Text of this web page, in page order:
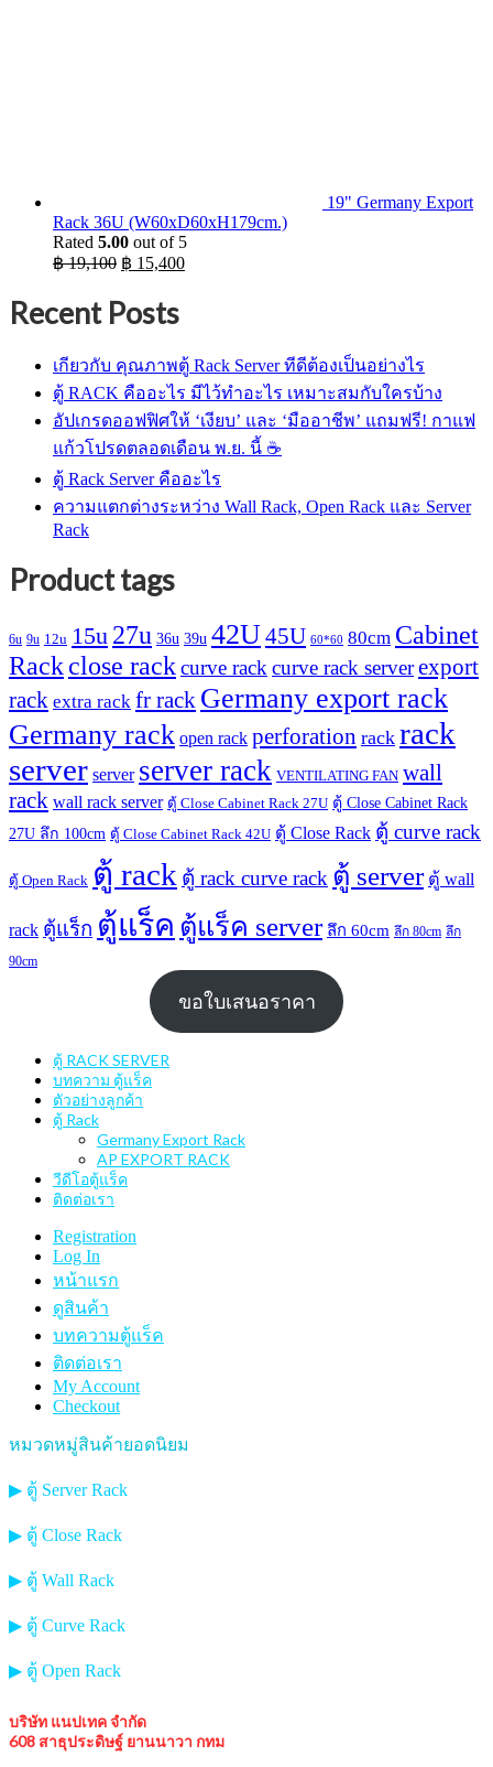
19" Germany Export
Rack 36U (W60xD60xH179cm.)
Rated 5.00 out of 5
฿19,100 Original
was:
฿ 19,100.
฿ 15,400Current
Recent Posts
เกียวกับ คุณภาพตู้ Rack Server ทีดีต้องเป็นอย่างไร
ตู้ RACK คืออะไร มีไว้ทำอะไร เหมาะสมกับใครบ้าง
อัปเกรดออฟฟิศให้ ‘เงียบ’ และ ‘มืออาชีพ’ แถมฟรี! กาแฟ
แก้วโปรดตลอดเดือน พ.ย. นี้ ☕
ตู้ Rack Server คืออะไร
ความแตกต่างระหว่าง Wall Rack, Open Rack และ Server
Rack
Product tags
6u 9u 12u 15u 27u 36u 39u 42U45U 60*60 80cm Cabinet
Rackclose rackcurve rack curve rack serverexport
rack extra rack fr rack Germany export rack
Germany rack open rack perforation rack rack
server server server rack VENTILATING FAN wall
rack wall rack server ตู้ Close Cabinet Rack 27U ตู้ Close Cabinet Rack
27U ลึก 100cm ตู้ Close Cabinet Rack 42U ตู้ Close Rack ตู้ curve rack
ตู้ Open Rack ตู้ rack ตู้ rack curve rack ตู้ server ตู้ wall
rack ตู้แร็ก ตู้แร็ค ตู้แร็ค server ลึก 60cm ลึก 80cm ลึก
90cm
ขอใบเสนอราคา
ตู้ RACK SERVER
บทความ ตู้แร็ค
ตัวอย่างลูกค้า
ตู้ Rack
Germany Export Rack
AP EXPORT RACK
วีดีโอตู้แร็ค
ติดต่อเรา
Registration
Log In
หน้าแรก
ดูสินค้า
บทความตู้แร็ค
ติดต่อเรา
My Account
Checkout
หมวดหมู่สินค้ายอดนิยม
▶ ตู้ Server Rack
▶ ตู้ Close Rack
▶ ตู้ Wall Rack
▶ ตู้ Curve Rack
▶ ตู้ Open Rack
บริษัท แนปเทค จำกัด
608 สาธุประดิษฐ์ ยานนาวา กทม